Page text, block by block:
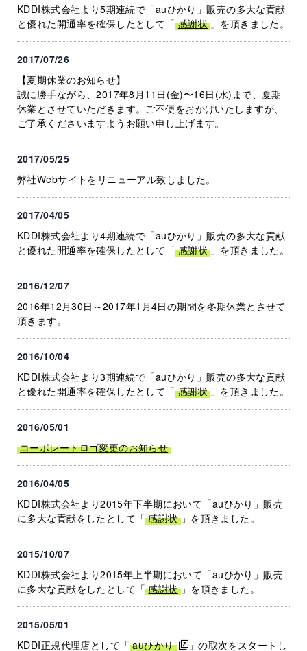
KDDI株式会社より5期連続で「auひかり」販売の多大な貢献
と優れた開通率を確保したとして「 感謝状 」を頂きました。
2017/07/26
【夏期休業のお知らせ】
誠に勝手ながら、2017年8月11日(金)〜16日(水)まで、夏期
休業とさせていただきます。ご不便をおかけいたしますが、
ご了承くださいますようお願い申し上げます。
2017/05/25
弊社Webサイトをリニューアル致しました。
2017/04/05
KDDI株式会社より4期連続で「auひかり」販売の多大な貢献
と優れた開通率を確保したとして「 感謝状 」を頂きました。
2016/12/07
2016年12月30日～2017年1月4日の期間を冬期休業とさせて
頂きます。
2016/10/04
KDDI株式会社より3期連続で「auひかり」販売の多大な貢献
と優れた開通率を確保したとして「 感謝状 」を頂きました。
2016/05/01
コーポレートロゴ変更のお知らせ
2016/04/05
KDDI株式会社より2015年下半期において「auひかり」販売
に多大な貢献をしたとして「 感謝状 」を頂きました。
2015/10/07
KDDI株式会社より2015年上半期において「auひかり」販売
に多大な貢献をしたとして「 感謝状 」を頂きました。
2015/05/01
KDDI正規代理店として「 auひかり 」の取次をスタートし